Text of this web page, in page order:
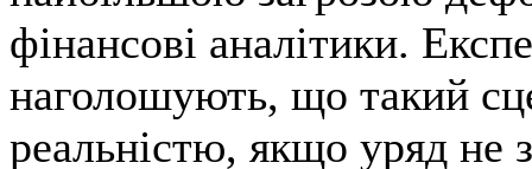
фінансові аналітики.
наголошують, що такий
реальністю, якщо уряд не